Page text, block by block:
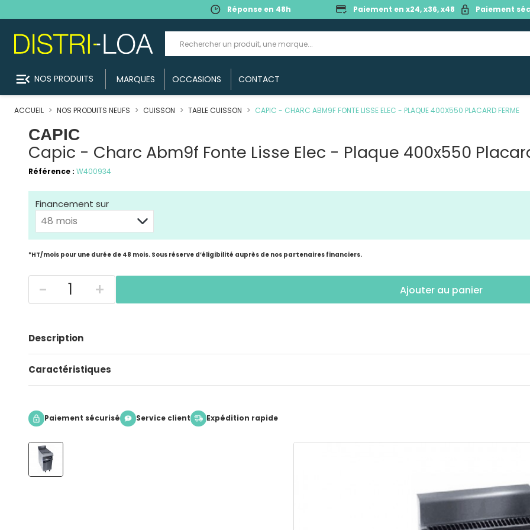
Réponse en 48h Paiement en x24, x36, x48 Paiement
menu_open NOS PRODUITS MARQUES OCCASIONS CONTACT
ACCUEIL NOS PRODUITS NEUFS CUISSON TABLE CUISSON CAPIC - CHARC ABM9F FONTE LISSE ELEC - PLAQUE 400X550 PLACARD FERME
CAPIC
Capic - Charc Abm9f Fonte Lisse Elec - Plaque 400x550
Référence : W400934
Financement sur
*HT/mois pour une durée de 48 mois. Sous réserve d’éligibilité auprès de nos partenaires financiers.
- + Ajouter au panier
Description
Caractéristiques
Paiement sécurisé Service client Expédition rapide